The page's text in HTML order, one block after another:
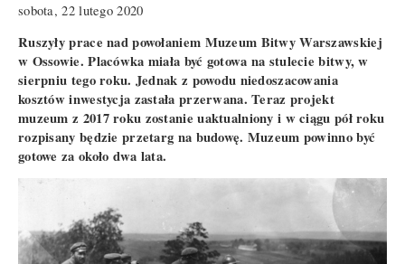
sobota, 22 lutego 2020
Ruszyły prace nad powołaniem Muzeum Bitwy Warszawskiej
w Ossowie. Placówka miała być gotowa na stulecie bitwy, w
sierpniu tego roku. Jednak z powodu niedoszacowania
kosztów inwestycja zastała przerwana. Teraz projekt
muzeum z 2017 roku zostanie uaktualniony i w ciągu pół roku
rozpisany będzie przetarg na budowę. Muzeum powinno być
gotowe za około dwa lata.